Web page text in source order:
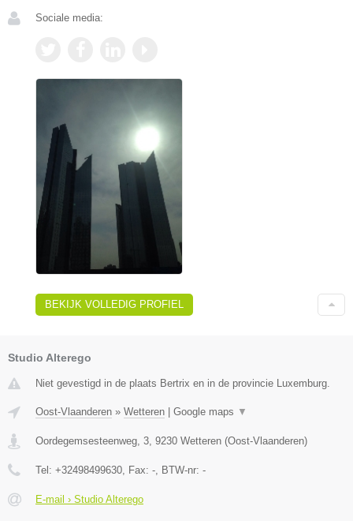
Sociale media:
BEKIJK VOLLEDIG PROFIEL
Studio Alterego
Niet gevestigd in de plaats Bertrix en in de provincie Luxemburg.
Oost-Vlaanderen » Wetteren Google maps ▼
Oordegemsesteenweg, 3, 9230 Wetteren (Oost-Vlaanderen)
Tel: +32498499630, Fax: -, BTW-nr: -
E-mail › Studio Alterego